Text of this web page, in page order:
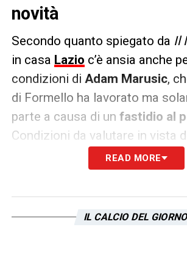
novità
Secondo quanto spiegato da Il
in casa Lazio c’è ansia anche
condizioni di Adam Marusic,
di Formello ha lavorato ma
parte a causa di un fastidio al
Condizioni da valutare in vista
Napoli.
posto dal primo minuto da
READ MORE
IL CALCIO DEL